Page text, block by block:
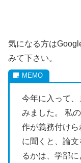
気になる方は
みて下さい。
今年に入って
みました。 私
作が義務付け
に聞くと、論
るかは、学部に